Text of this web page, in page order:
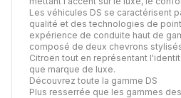
Les véhicules DS se caractérisent
qualité et des technologies de
expérience de conduite haut de
composé de deux chevrons
Citroën tout en représentant
que marque de luxe.
Découvrez toute la gamme DS
Plus resserrée que les gammes